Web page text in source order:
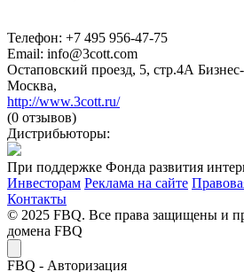
Телефон: +7 495 956-47-75
Email: info@3cott.com
Остаповский проезд, 5, стр.4А
Москва,
http://www.3cott.ru/
(0 отзывов)
Дистрибьюторы:
При поддержке Фонда развития
Инвесторам Реклама на сайте
Контакты
© 2025 FBQ. Все права защищены и
домена FBQ
FBQ - Авторизация